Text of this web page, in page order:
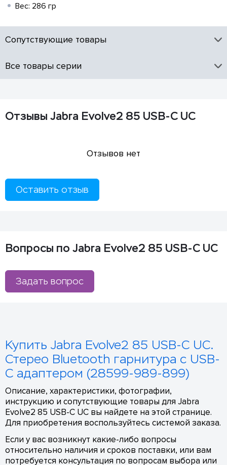
Вес: 286 гр
Сопутствующие товары
Все товары серии
Отзывы Jabra Evolve2 85 USB-C UC
Отзывов нет
Оставить отзыв
Вопросы по Jabra Evolve2 85 USB-C UC
Задать вопрос
Купить Jabra Evolve2 85 USB-C UC.
Стерео Bluetooth гарнитура с USB-
C адаптером (28599-989-899)
Описание, характеристики, фотографии,
инструкцию и сопутствующие товары для Jabra
Evolve2 85 USB-C UC вы найдете на этой странице.
Для приобретения воспользуйтесь системой заказа.
Если у вас возникнут какие-либо вопросы
относительно наличия и сроков поставки, или вам
потребуется консультация по вопросам выбора или